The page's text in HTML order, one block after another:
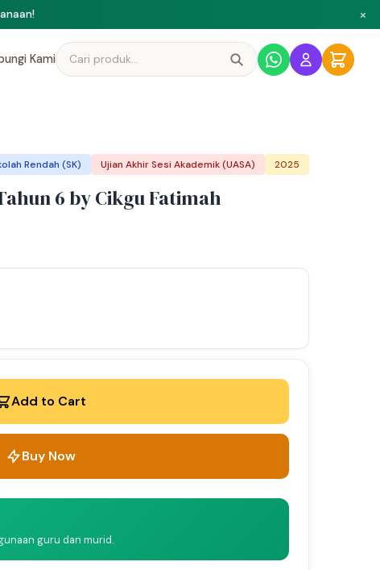
sini ×
Kami
Rendah (SK) Ujian Akhir Sesi Akademik (UASA) 2025
6 by Cikgu Fatimah
Add to Cart
Buy Now
guru dan murid.